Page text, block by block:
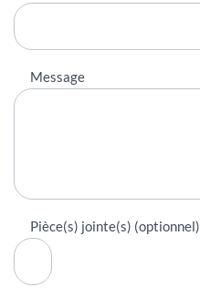
Message
Pièce(s) jointe(s) (optionnel)